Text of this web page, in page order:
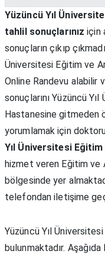
Yüzüncü Yıl
tahlil sonuçlarınız için
sonuçların çıkıp
Üniversitesi Eğitim ve
Online Randevu alabilir
sonuçlarını Yüzüncü
Hastanesine gitmeden
yorumlamak için
Yıl Üniversitesi
hizmet veren Eğitim ve
bölgesinde yer
telefondan iletişime
Yüzüncü Yıl
bulunmaktadır.